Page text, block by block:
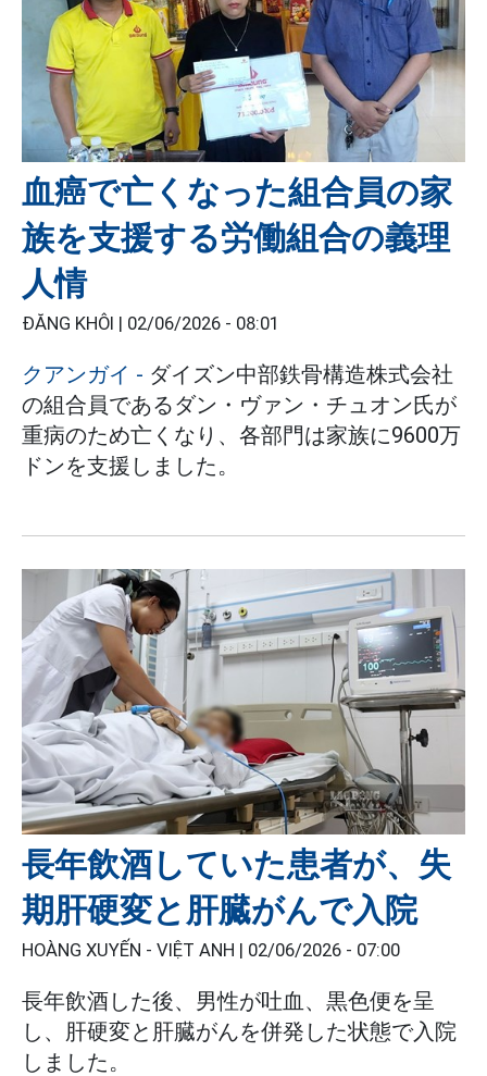
血癌で亡くなった組合員の家
族を支援する労働組合の義理
人情
ĐĂNG KHÔI | 02/06/2026 - 08:01
クアンガイ - ダイズン中部鉄骨構造株式会社
の組合員であるダン・ヴァン・チュオン氏が
重病のため亡くなり、各部門は家族に9600万
ドンを支援しました。
長年飲酒していた患者が、失
期肝硬変と肝臓がんで入院
HOÀNG XUYẾN - VIỆT ANH | 02/06/2026 - 07:00
長年飲酒した後、男性が吐血、黒色便を呈
し、肝硬変と肝臓がんを併発した状態で入院
しました。